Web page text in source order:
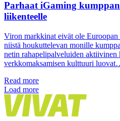
Parhaat iGaming
liikenteelle
Viron markkinat eivät ole
niistä houkuttelevan monille
netin rahapelipalveluiden
verkkomaksamisen kulttuuri
Read more
Load more